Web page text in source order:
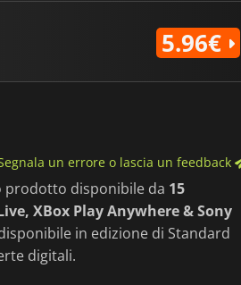
5.96€
un errore o lascia un feedback
prodotto disponibile da 15
XBox Play Anywhere & Sony
in edizione di Standard
digitali.